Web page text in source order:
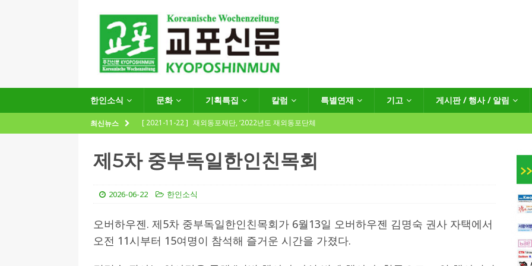
한인소식 문화 기획특집 칼럼 특별연재 기고 게시판 / 행사 / 알림
최신뉴스 [ 2021-11-22 ] 재외동포재단, ‘2022년도 재외동포단체
[ 2021-09-24 ] 함부르크한인회
(12.14일 기준)
게시판 / 행사 / 알림
[ 2026-07-27 ] “재독동포와 함께하는 재독일한인체육회로 거듭나겠습니다”
[ 2026-07-27 ] KIST 유럽연구소 30돌…“한-EU 협력 ‘가교’ 넘어 혁신 거점으로” 한인소식
제5차 중부독일한인친목회
2026-06-22 한인소식
오버하우젠. 제5차 중부독일한인친목회가 6월13일 오버하우젠 김명숙 권사 자택에서
오전 11시부터 15여명이 참석해 즐거운 시간을 가졌다.